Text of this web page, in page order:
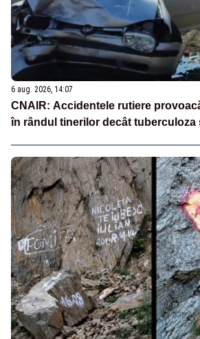
6 aug. 2026, 14:07
CNAIR: Accidentele rutiere
în rândul tinerilor decât tuberculoza